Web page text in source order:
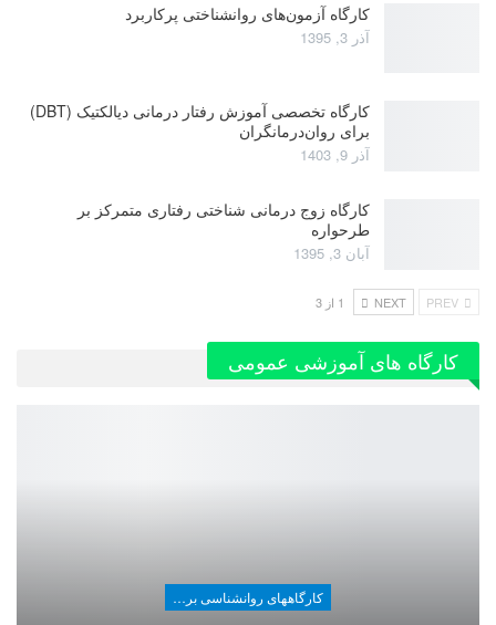
کارگاه آزمون‌های روانشناختی پرکاربرد
آذر 3, 1395
کارگاه تخصصی آموزش رفتار درمانی دیالکتیک (DBT)
برای روان‌درمانگران
آذر 9, 1403
کارگاه زوج‌ درمانی شناختی رفتاری متمرکز بر
طرحواره
آبان 3, 1395
NEXT 1 از 3
کارگاه های آموزشی عمومی
کارگاههای روانشناسی برای عموم